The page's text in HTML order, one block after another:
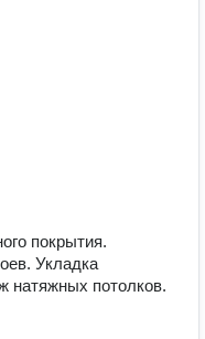
покрытия.
Укладка
натяжных потолков.